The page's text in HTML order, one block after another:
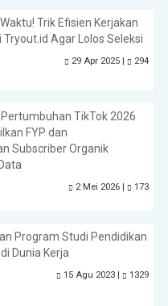
Trik Efisien Kerjakan
Tryout.id Agar Lolos Seleksi
29 Apr 2025 | 294
TikTok 2026
FYP dan
Subscriber Organik
2 Mei 2026 | 173
Program Studi Pendidikan
Dunia Kerja
15 Agu 2023 | 1329